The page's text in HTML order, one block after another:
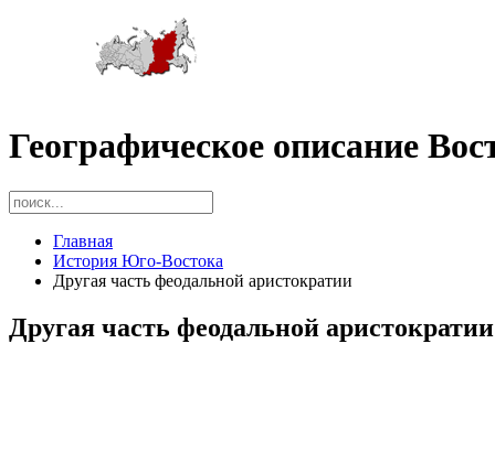
Географическое описание
Главная
История Юго-Востока
Другая часть феодальной аристократии
Другая часть феодальной аристократии